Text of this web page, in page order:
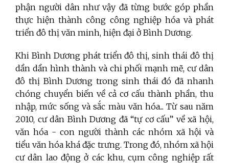
phận người dân như vậy đã từng bước góp phần
thực hiện thành công công nghiệp hóa và phát
triển đô thị văn minh, hiện đại ở Bình Dương.
Khi Bình Dương phát triển đô thị, sinh thái đô thị
dần dần hình thành và chi phối mạnh mẽ, cư dân
đô thị Bình Dương trong sinh thái đó đã nhanh
chóng chuyển biến về cả cơ cấu thành phần, thu
nhập, mức sống và sắc màu văn hóa... Từ sau năm
2010, cư dân Bình Dương đã “tự cơ cấu” về xã hội,
văn hóa - con người thành các nhóm xã hội và
tiểu văn hóa khá đặc trưng. Trong đó, nhóm xã hội
cư dân lao động ở các khu, cụm công nghiệp rất